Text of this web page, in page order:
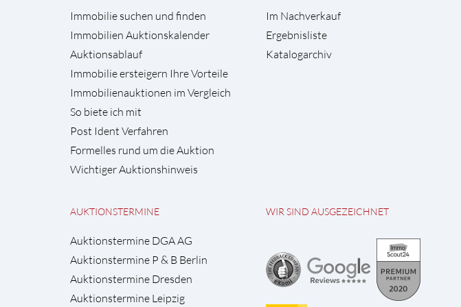
Immobilie suchen und finden
Immobilien Auktionskalender
Auktionsablauf
Immobilie ersteigern Ihre Vorteile
Immobilienauktionen im Vergleich
So biete ich mit
Post Ident Verfahren
Formelles rund um die Auktion
Wichtiger Auktionshinweis
Im Nachverkauf
Ergebnisliste
Katalogarchiv
AUKTIONSTERMINE
Auktionstermine DGA AG
Auktionstermine P & B Berlin
Auktionstermine Dresden
Auktionstermine Leipzig
WIR SIND AUSGEZEICHNET